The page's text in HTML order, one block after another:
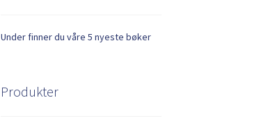
Under finner du våre 5 nyeste bøker
Produkter